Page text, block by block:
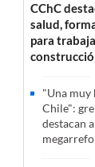
CChC
salud,
para
"Una muy
Chile":
destacan